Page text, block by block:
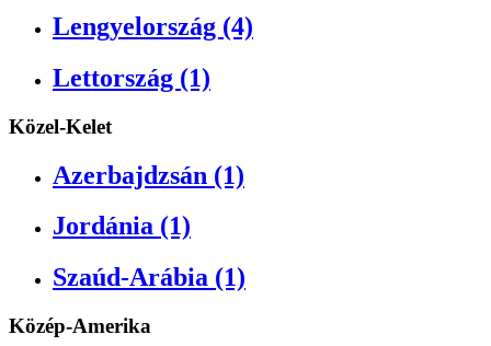
Lengyelország (4)
Lettország (1)
Közel-Kelet
Azerbajdzsán (1)
Jordánia (1)
Szaúd-Arábia (1)
Közép-Amerika